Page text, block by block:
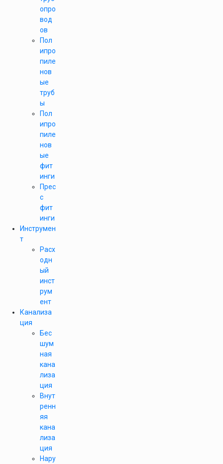
опро
вод
ов
Пол
ипро
пиле
нов
ые
труб
ы
Пол
ипро
пиле
нов
ые
фит
инги
Прес
с
фит
инги
Инструмен
т
Расх
одн
ый
инст
рум
ент
Канализа
ция
Бес
шум
ная
кана
лиза
ция
Внут
ренн
яя
кана
лиза
ция
Нару